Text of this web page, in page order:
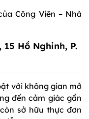
Công Viên – Nhà
15 Hồ Nghinh, P.
với không gian mở
đến cảm giác gần
sở hữu thực đơn